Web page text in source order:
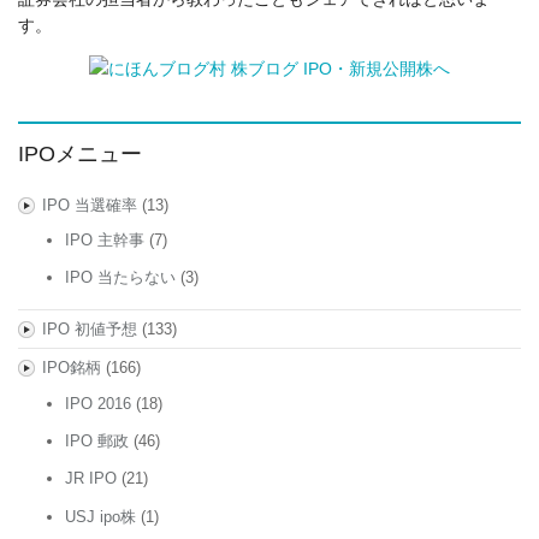
す。
IPOメニュー
IPO 当選確率(13)
IPO 主幹事 (7)
IPO 当たらない (3)
IPO 初値予想 (133)
IPO銘柄 (166)
IPO 2016 (18)
IPO 郵政 (46)
JR IPO (21)
USJ ipo株 (1)